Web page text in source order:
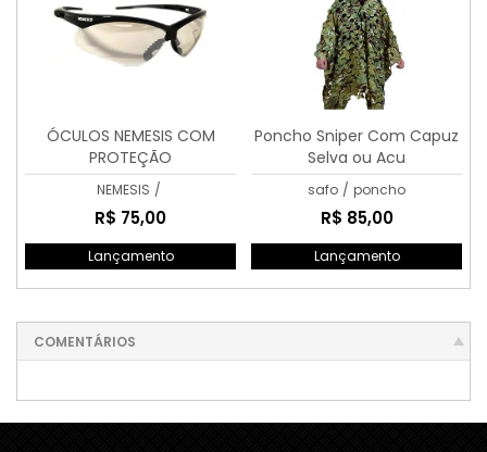
ÓCULOS NEMESIS COM
PROTEÇÃO
NEMESIS /
R$ 75,00
Lançamento
Poncho Sniper Com Capuz
Selva ou Acu
safo / poncho
R$ 85,00
Lançamento
COMENTÁRIOS